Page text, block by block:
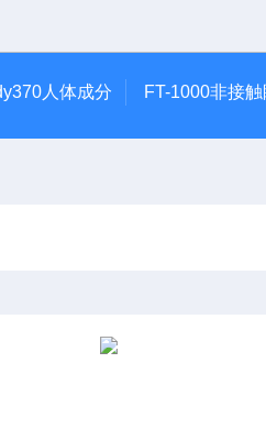
人体成分 FT-1000非接